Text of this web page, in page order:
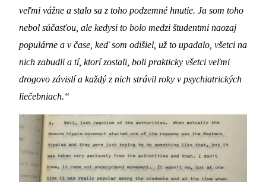
veľmi vážne a stalo sa z toho podzemné hnutie. Ja som toho
nebol súčasťou, ale kedysi to bolo medzi študentmi naozaj
populárne a v čase, keď som odišiel, už to upadalo, všetci na
nich zabudli a tí, ktorí zostali, boli prakticky všetci veľmi
drogovo závislí a každý z nich strávil roky v psychiatrických
liečebniach.“